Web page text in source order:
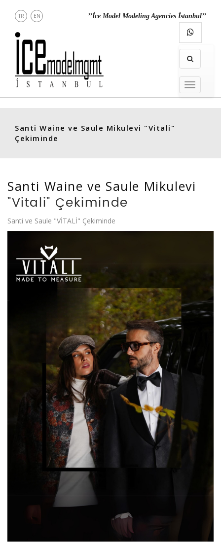
DİREKT
TR EN ’’İce Model Modeling Agencies İstanbul’’
MENU
MENU
Santi Waine ve Saule Mikulevi "Vitali"
Çekiminde
Santi Waine ve Saule Mikulevi
"Vitali" Çekiminde
Santi ve Saule "VİTALİ" Çekiminde